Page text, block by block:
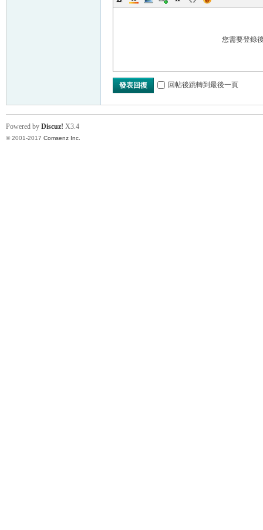
您需要登錄
發表回復 回帖後跳轉到最後一頁
Powered by Discuz! X3.4
© 2001-2017 Comsenz Inc.